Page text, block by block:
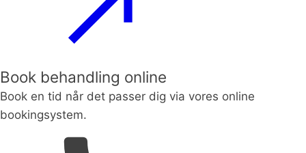
Book behandling online
Book en tid når det passer dig via vores online
bookingsystem.